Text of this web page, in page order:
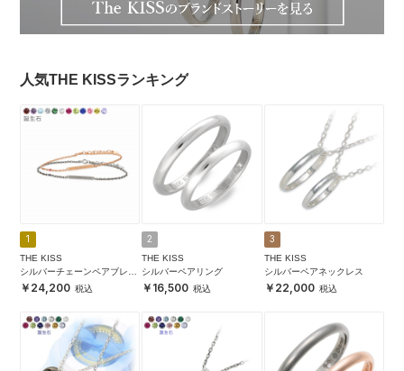
人気THE KISSランキング
1
THE KISS
シルバーチェーンペアブレス
レット24,200
2
THE KISS
シルバーペアリング
16,500
3
THE KISS
シルバーペアネックレス
22,000